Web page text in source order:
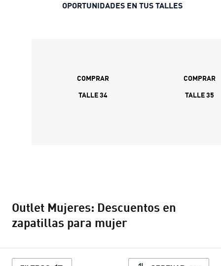
OPORTUNIDADES EN TUS TALLES
COMPRAR
TALLE 34
COMPRAR
TALLE 35
Outlet Mujeres: Descuentos en
zapatillas para mujer